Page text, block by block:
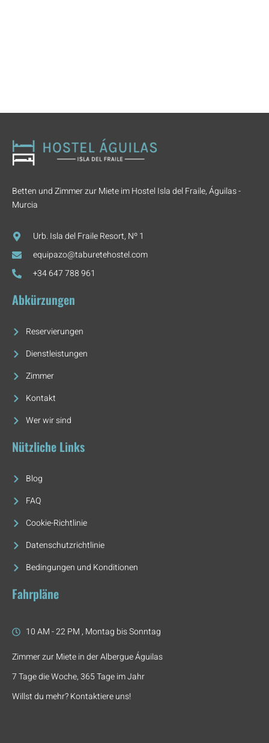
Betten und Zimmer zur Miete im Hostel Isla del Fraile, Águilas -
Murcia
Urb. Isla del Fraile Resort, Nº 1
equipazo@taburetehostel.com
+34 647 788 961
Abkürzungen
Reservierungen
Dienstleistungen
Zimmer
Kontakt
Wer wir sind
Nützliche Links
Blog
FAQ
Cookie-Richtlinie
Datenschutzrichtlinie
Bedingungen und Konditionen
Fahrpläne
10 AM - 22 PM , Montag bis Sonntag
Zimmer zur Miete in der Albergue Águilas
7 Tage die Woche, 365 Tage im Jahr
Willst du mehr? Kontaktiere uns!